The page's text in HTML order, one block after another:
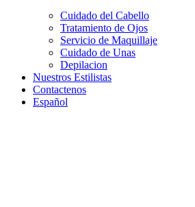
Cuidado del Cabello
Tratamiento de Ojos
Servicio de Maquillaje
Cuidado de Unas
Depilacion
Nuestros Estilistas
Contactenos
Español